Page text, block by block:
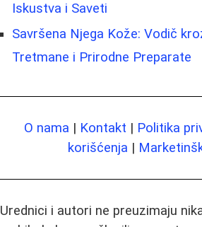
Iskustva i Saveti
Savršena Njega Kože: Vodič
Tretmane i Prirodne Preparate
O nama | Kontakt | Politika
korišćenja |
Urednici i autori ne preuzimaju